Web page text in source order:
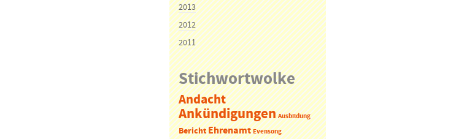
2013
2012
2011
Stichwortwolke
Andacht
Ankündigungen Ausbildung
Bericht Ehrenamt Evensong